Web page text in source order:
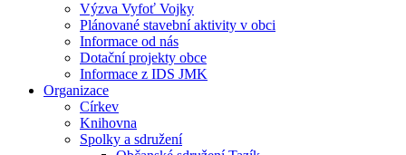
Výzva Vyfoť Vojky
Plánované stavební aktivity v obci
Informace od nás
Dotační projekty obce
Informace z IDS JMK
Organizace
Církev
Knihovna
Spolky a sdružení